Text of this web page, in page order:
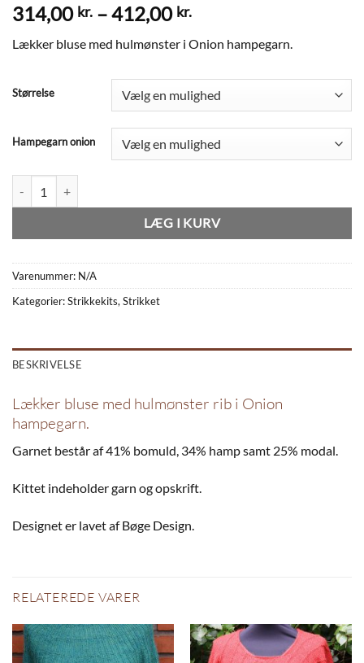
314,00 kr. –412,00 kr.Prisinterval:
til
Lækker bluse med hulmønster i Onion hampegarn.
Størrelse
Hampegarn onion
LÆG I KURV
Varenummer: N/A
Kategorier:Strikkekits, Strikket
BESKRIVELSE
Lækker bluse med hulmønster rib i Onion
hampegarn.
Garnet består af 41% bomuld, 34% hamp samt 25% modal.
Kittet indeholder garn og opskrift.
Designet er lavet af Bøge Design.
RELATEREDE VARER